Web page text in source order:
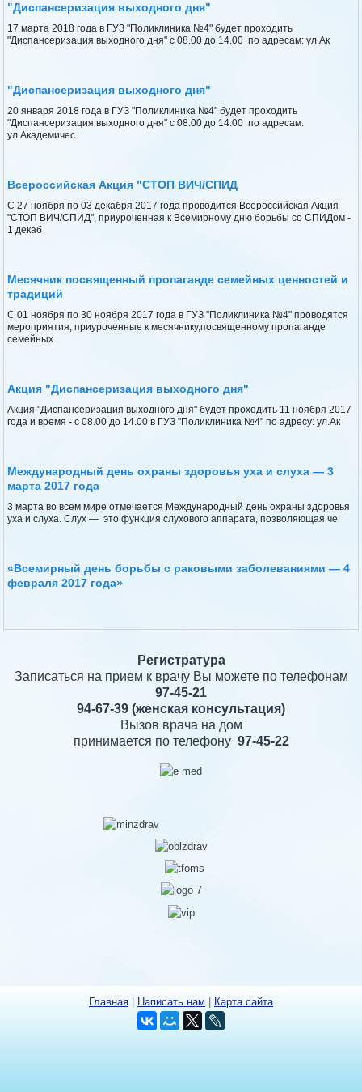
"Диспансеризация выходного дня"
17 марта 2018 года в ГУЗ "Поликлиника №4" будет проходить
"Диспансеризация выходного дня" с 08.00 до 14.00 по адресам: ул.Ак
"Диспансеризация выходного дня"
20 января 2018 года в ГУЗ "Поликлиника №4" будет проходить
"Диспансеризация выходного дня" с 08.00 до 14.00 по адресам:
ул.Академичес
Всероссийская Акция "СТОП ВИЧ/СПИД
С 27 ноября по 03 декабря 2017 года проводится Всероссийская Акция
"СТОП ВИЧ/СПИД", приуроченная к Всемирному дню борьбы со СПИДом -
1 декаб
Месячник посвященный пропаганде семейных ценностей и
традиций
С 01 ноября по 30 ноября 2017 года в ГУЗ "Поликлиника №4" проводятся
мероприятия, приуроченные к месячнику,посвященному пропаганде
семейных
Акция "Диспансеризация выходного дня"
Акция "Диспансеризация выходного дня" будет проходить 11 ноября 2017
года и время - с 08.00 до 14.00 в ГУЗ "Поликлиника №4" по адресу: ул.Ак
Международный день охраны здоровья уха и слуха — 3
марта 2017 года
3 марта во всем мире отмечается Международный день охраны здоровья
уха и слуха. Слух — это функция слухового аппарата, позволяющая че
«Всемирный день борьбы с раковыми заболеваниями — 4
февраля 2017 года»
Регистратура
Записаться на прием к врачу Вы можете по телефонам
97-45-21
94-67-39 (женская консультация)
Вызов врача на дом
принимается по телефону 97-45-22
Главная Написать нам Карта сайта